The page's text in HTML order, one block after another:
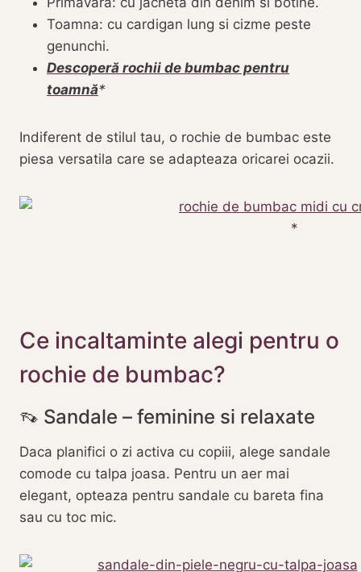
Toamna: cu cardigan lung si cizme peste
genunchi.
Descoperă rochii de bumbac pentru
toamnă
Indiferent de stilul tau, o rochie de bumbac este
piesa versatila care se adapteaza oricarei ocazii.
Ce incaltaminte alegi pentru o
rochie de bumbac?
👡 Sandale – feminine si relaxate
Daca planifici o zi activa cu copiii, alege sandale
comode cu talpa joasa. Pentru un aer mai
elegant, opteaza pentru sandale cu bareta fina
sau cu toc mic.